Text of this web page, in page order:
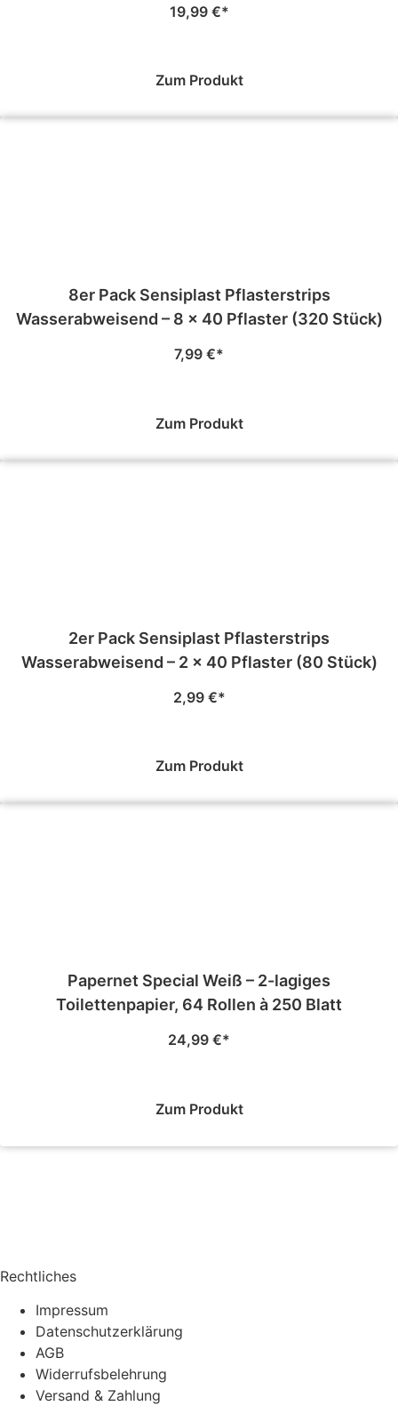
19,99 €
Zum Produkt
8er Pack Sensiplast Pflasterstrips
Wasserabweisend – 8 × 40 Pflaster (320 Stück)
7,99 €
Zum Produkt
2er Pack Sensiplast Pflasterstrips
Wasserabweisend – 2 × 40 Pflaster (80 Stück)
2,99 €
Zum Produkt
Papernet Special Weiß – 2-lagiges
Toilettenpapier, 64 Rollen à 250 Blatt
24,99 €
Zum Produkt
Rechtliches
Impressum
Datenschutzerklärung
AGB
Widerrufsbelehrung
Versand & Zahlung